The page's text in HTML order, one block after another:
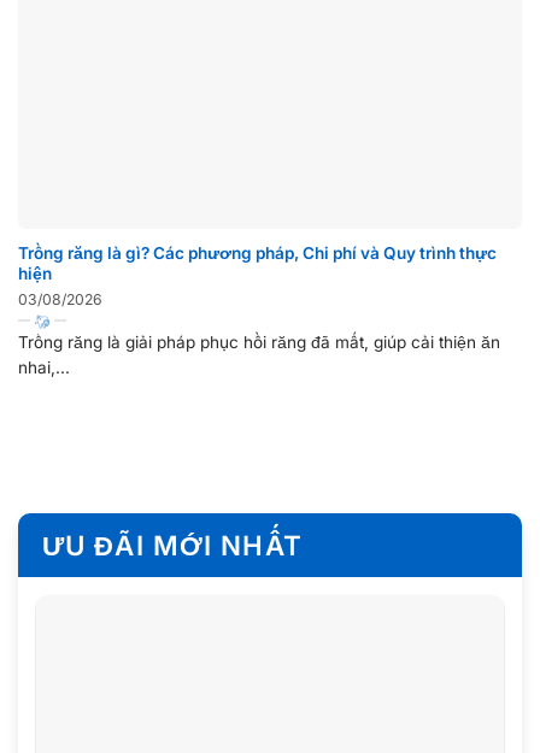
Trồng răng là gì? Các phương pháp, Chi phí và Quy trình thực
hiện
03/08/2026
Trồng răng là giải pháp phục hồi răng đã mất, giúp cải thiện ăn
nhai,...
ƯU ĐÃI MỚI NHẤT